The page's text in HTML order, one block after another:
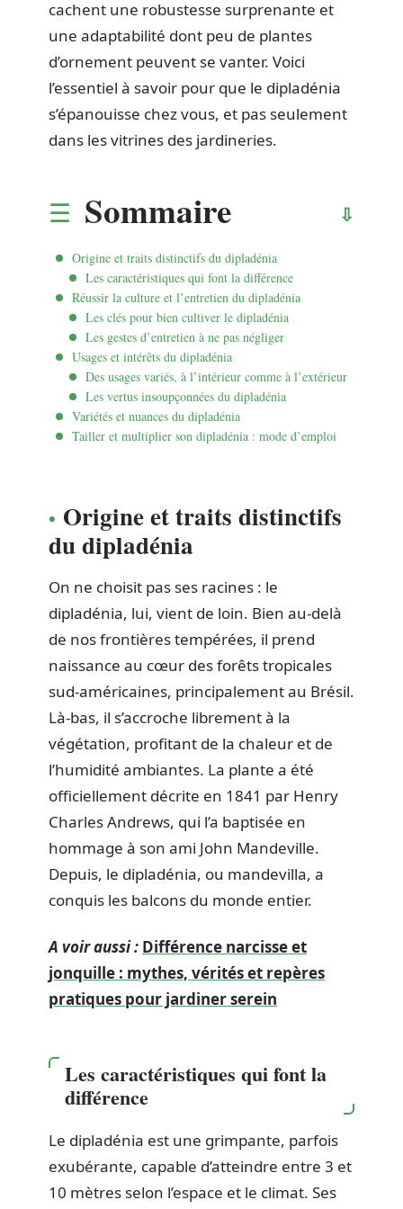
cachent une robustesse surprenante et
une adaptabilité dont peu de plantes
d’ornement peuvent se vanter. Voici
l’essentiel à savoir pour que le dipladénia
s’épanouisse chez vous, et pas seulement
dans les vitrines des jardineries.
Sommaire
Origine et traits distinctifs du dipladénia
Les caractéristiques qui font la différence
Réussir la culture et l’entretien du dipladénia
Les clés pour bien cultiver le dipladénia
Les gestes d’entretien à ne pas négliger
Usages et intérêts du dipladénia
Des usages variés, à l’intérieur comme à l’extérieur
Les vertus insoupçonnées du dipladénia
Variétés et nuances du dipladénia
Tailler et multiplier son dipladénia : mode d’emploi
Origine et traits distinctifs
du dipladénia
On ne choisit pas ses racines : le
dipladénia, lui, vient de loin. Bien au-delà
de nos frontières tempérées, il prend
naissance au cœur des forêts tropicales
sud-américaines, principalement au Brésil.
Là-bas, il s’accroche librement à la
végétation, profitant de la chaleur et de
l’humidité ambiantes. La plante a été
officiellement décrite en 1841 par Henry
Charles Andrews, qui l’a baptisée en
hommage à son ami John Mandeville.
Depuis, le dipladénia, ou mandevilla, a
conquis les balcons du monde entier.
A voir aussi : Différence narcisse et
jonquille : mythes, vérités et repères
pratiques pour jardiner serein
Les caractéristiques qui font la
différence
Le dipladénia est une grimpante, parfois
exubérante, capable d’atteindre entre 3 et
10 mètres selon l’espace et le climat. Ses